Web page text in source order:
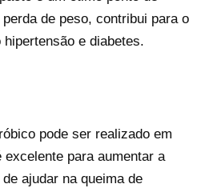
de peso, contribui para o
e diabetes.
pode ser realizado em
para aumentar a
ajudar na queima de